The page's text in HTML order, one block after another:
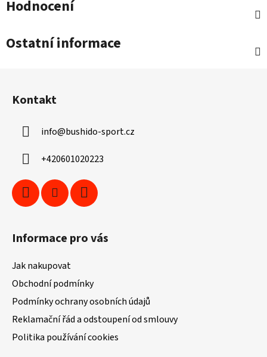
Hodnocení
Ostatní informace
Kontakt
info@bushido-sport.cz
+420601020223
Informace pro vás
Jak nakupovat
Obchodní podmínky
Podmínky ochrany osobních údajů
Reklamační řád a odstoupení od smlouvy
Politika používání cookies